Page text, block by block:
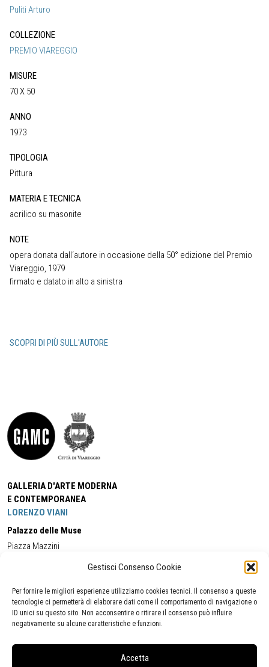
Gestisci Consenso Cookie
Per fornire le migliori esperienze utilizziamo cookies tecnici. Il consenso a queste
tecnologie ci permetterà di elaborare dati come il comportamento di navigazione o
ID unici su questo sito. Non acconsentire o ritirare il consenso può influire
negativamente su alcune caratteristiche e funzioni.
Accetta
Puliti Arturo
COLLEZIONE
PREMIO VIAREGGIO
MISURE
70 X 50
ANNO
1973
TIPOLOGIA
Pittura
MATERIA E TECNICA
acrilico su masonite
NOTE
opera donata dall‘autore in occasione della 50° edizione del Premio
Viareggio, 1979
firmato e datato in alto a sinistra
SCOPRI DI PIÙ SULL'AUTORE
GALLERIA D'ARTE MODERNA
E CONTEMPORANEA
LORENZO VIANI
Palazzo delle Muse
Piazza Mazzini
Cell:+39 338 5714978 (orario apertura Galleria)
Tel:
+39 0584 944580
(orario 09.00/13.00)
Email:gamc@comune.viareggio.lu.it
Segnalazione di inaccessibilità